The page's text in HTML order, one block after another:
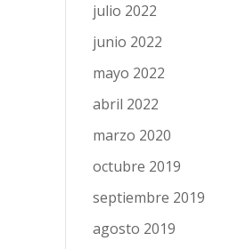
julio 2022
junio 2022
mayo 2022
abril 2022
marzo 2020
octubre 2019
septiembre 2019
agosto 2019